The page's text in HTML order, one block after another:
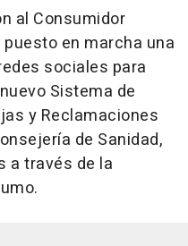
al Consumidor
puesto en marcha una
sociales para
Sistema de
y Reclamaciones
de Sanidad,
a través de la